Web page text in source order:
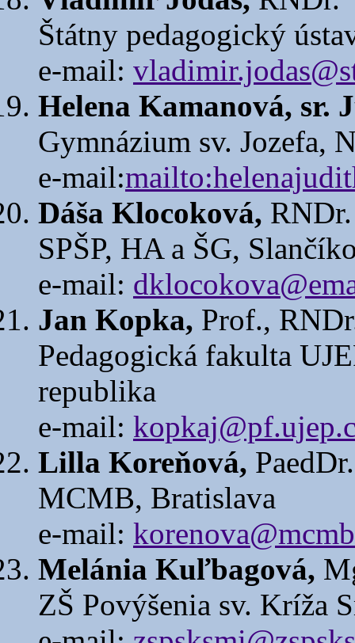
Štátny pedagogický
e-mail:
Helena Kamanová, sr.
Gymnázium sv. Jozefa,
e-mail:
Dáša Klocoková, RNDr.
SPŠP, HA a ŠG,
e-mail:
Jan Kopka, Prof.,
Pedagogická fakulta
republika
e-mail:
Lilla Koreňová, PaedDr.
MCMB, Bratislava
e-mail:
Melánia Kuľbagová,
ZŠ Povýšenia sv. Kríža